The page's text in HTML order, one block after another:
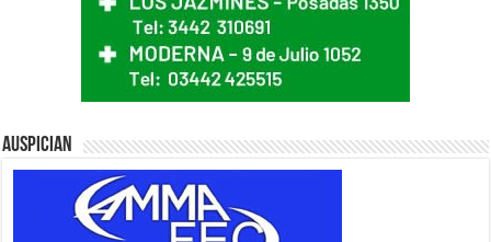
Auspician